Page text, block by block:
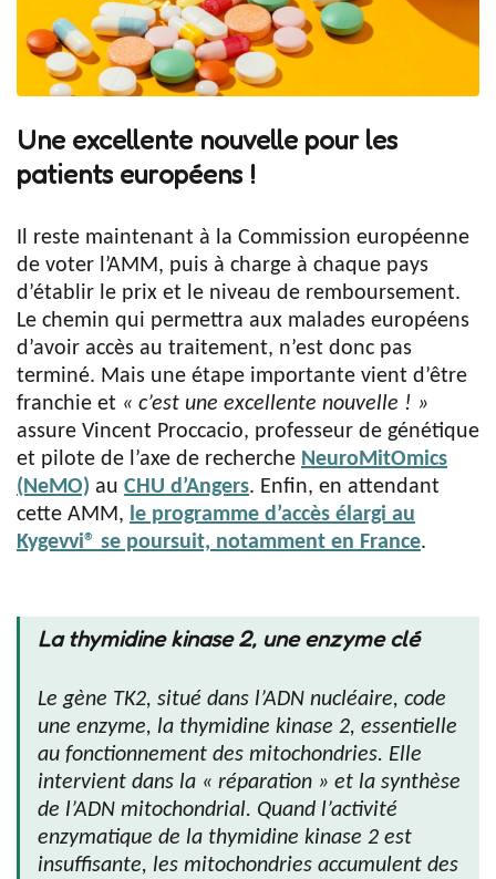
Une excellente nouvelle pour les
patients européens !
Il reste maintenant à la Commission européenne
de voter l’AMM, puis à charge à chaque pays
d’établir le prix et le niveau de remboursement.
Le chemin qui permettra aux malades européens
d’avoir accès au traitement, n’est donc pas
terminé. Mais une étape importante vient d’être
franchie et « c’est une excellente nouvelle ! »
assure Vincent Proccacio, professeur de génétique
et pilote de l’axe de recherche NeuroMitOmics
(NeMO) au CHU d’Angers. Enfin, en attendant
cette AMM, le programme d’accès élargi au
Kygevvi® se poursuit, notamment en France.
La thymidine kinase 2, une enzyme clé
Le gène TK2, situé dans l’ADN nucléaire, code
une enzyme, la thymidine kinase 2, essentielle
au fonctionnement des mitochondries. Elle
intervient dans la « réparation » et la synthèse
de l’ADN mitochondrial. Quand l’activité
enzymatique de la thymidine kinase 2 est
insuffisante, les mitochondries accumulent des